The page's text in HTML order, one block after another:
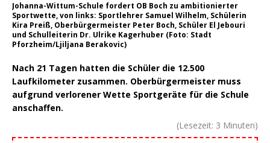
Johanna-Wittum-Schule fordert OB Boch zu ambitionierter
Sportwette, von links: Sportlehrer Samuel Wilhelm, Schülerin
Kira Preiß, Oberbürgermeister Peter Boch, Schüler El Jebouri
und Schulleiterin Dr. Ulrike Kagerhuber (Foto: Stadt
Pforzheim/Ljiljana Berakovic)
Nach 21 Tagen hatten die Schüler die 12.500
Laufkilometer zusammen. Oberbürgermeister muss
aufgrund verlorener Wette Sportgeräte für die Schule
anschaffen.
(Lesezeit: 3 Minuten)